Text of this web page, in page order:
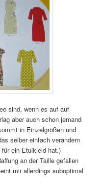
sind, wenn es auf auf
aber auch schon jemand
in Einzelgrößen und
selber einfach verändern
ein Etuikleid hat.)
an der Taille gefallen
mir allerdings suboptimal